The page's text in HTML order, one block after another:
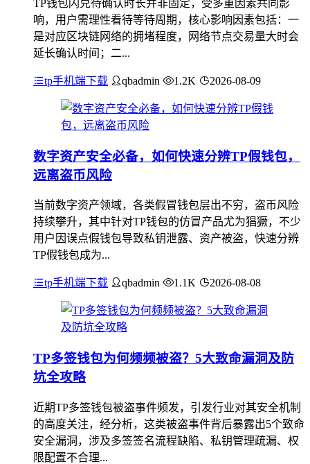
TP钱包闪兑待确认时长并非固定，受多重因素共同影
响，用户需理性看待等待周期，核心影响因素包括：一
是对应区块链网络的拥堵程度，网络节点交易量大时会
延长确认时间；二...
tp手机端下载 qbadmin 1.2K 2026-08-09
数字资产安全必备，如何快速分辨TP假钱包，
远离盗币风险
当前数字资产领域，各类假冒钱包层出不穷，盗币风险
持续攀升，其中针对TP钱包的仿冒产品尤为猖獗，不少
用户因误点假钱包导致私钥泄露、资产被盗，快速分辨
TP假钱包成为...
tp手机端下载 qbadmin 1.1K 2026-08-08
TP多签钱包为何频频被盗？5大致命漏洞及防
坑全攻略
近期TP多签钱包被盗事件频发，引发行业对其安全机制
的高度关注，经分析，这类被盗事件背后暴露出5个致命
安全漏洞，涉及多签签名流程缺陷、私钥管理疏漏、权
限配置不合理...